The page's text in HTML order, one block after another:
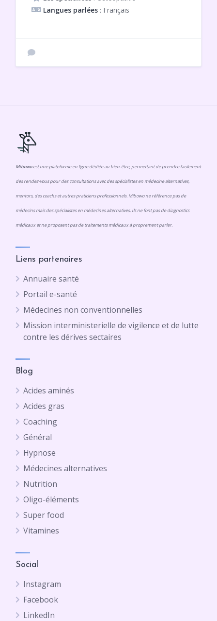
Langues parlées : Français
Mibowoest une plateforme en ligne dédiée au bien-être, permettant de prendre facilement
des rendez-vous pour des consultations avec des spécialistes en médecine alternatives,
mentors, des coachs et autres praticiens professionnels. Mibowo ne référence pas de
médecins mais des spécialistes en médecines alternatives. Ils ne font pas de diagnostics
médicaux et ne proposent pas de traitements médicaux à proprement parler.
Liens partenaires
Annuaire santé
Portail e-santé
Médecines non conventionnelles
Mission interministerielle de vigilence et de lutte
contre les dérives sectaires
Blog
Acides aminés
Acides gras
Coaching
Général
Hypnose
Médecines alternatives
Nutrition
Oligo-éléments
Super food
Vitamines
Social
Instagram
Facebook
LinkedIn